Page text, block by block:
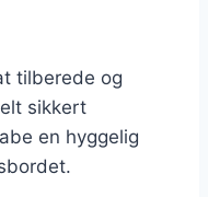
tilberede og
sikkert
en hyggelig